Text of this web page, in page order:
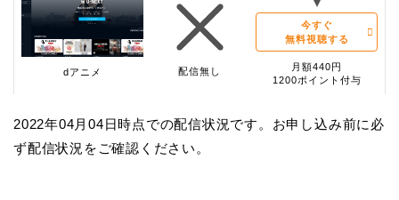
dアニメ 配信無し
今すぐ
無料視聴する
月額440円
1200ポイント付与
2022年04月04日時点での配信状況です。お申し込み前に必
ず配信状況をご確認ください。